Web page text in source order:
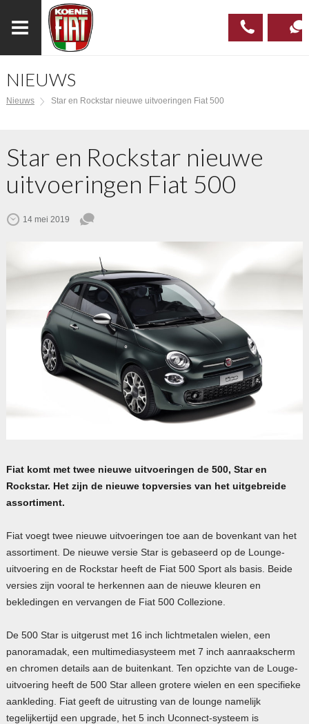
NIEUWS
Nieuws Star en Rockstar nieuwe uitvoeringen Fiat 500
Star en Rockstar nieuwe
uitvoeringen Fiat 500
14 mei 2019
Fiat komt met twee nieuwe uitvoeringen de 500, Star en
Rockstar. Het zijn de nieuwe topversies van het uitgebreide
assortiment.
Fiat voegt twee nieuwe uitvoeringen toe aan de bovenkant van het
assortiment. De nieuwe versie Star is gebaseerd op de Lounge-
uitvoering en de Rockstar heeft de Fiat 500 Sport als basis. Beide
versies zijn vooral te herkennen aan de nieuwe kleuren en
bekledingen en vervangen de Fiat 500 Collezione.
De 500 Star is uitgerust met 16 inch lichtmetalen wielen, een
panoramadak, een multimediasysteem met 7 inch aanraakscherm
en chromen details aan de buitenkant. Ten opzichte van de Louge-
uitvoering heeft de 500 Star alleen grotere wielen en een specifieke
aankleding. Fiat geeft de uitrusting van de lounge namelijk
tegelijkertijd een upgrade, het 5 inch Uconnect-systeem is